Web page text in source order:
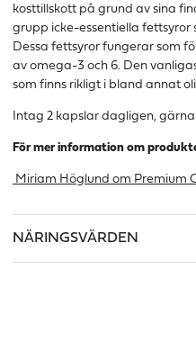
kosttillskott på grund av sina
grupp icke-essentiella fettsyror
Dessa fettsyror fungerar som
av omega-3 och 6. Den
som finns rikligt i bland annat
Intag 2 kapslar dagligen,
För mer information om
Miriam Höglund om Premium
NÄRINGSVÄRDEN